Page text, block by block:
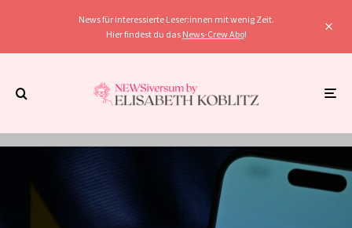
News für interessierte Leser:innen mit wenig Zeit.
Hier findest du das News-Crew Abo!